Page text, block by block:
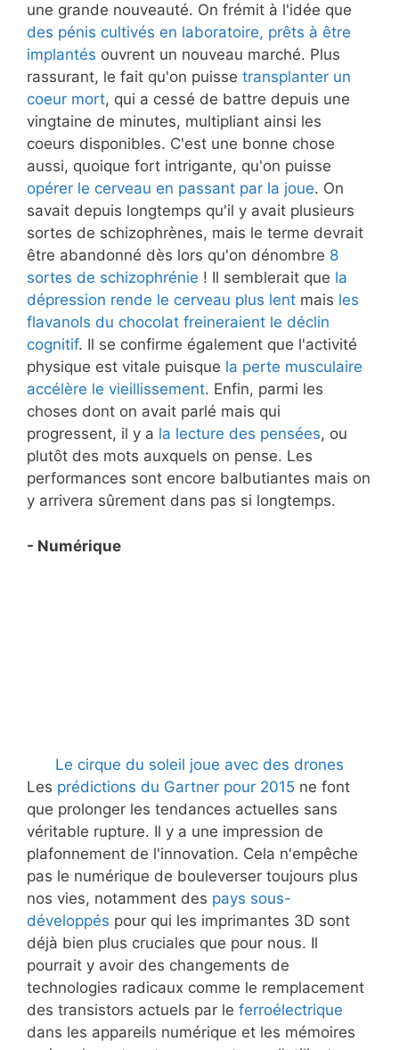
une grande nouveauté. On frémit à l'idée que
des pénis cultivés en laboratoire, prêts à être
implantés ouvrent un nouveau marché. Plus
rassurant, le fait qu'on puisse transplanter un
coeur mort, qui a cessé de battre depuis une
vingtaine de minutes, multipliant ainsi les
coeurs disponibles. C'est une bonne chose
aussi, quoique fort intrigante, qu'on puisse
opérer le cerveau en passant par la joue. On
savait depuis longtemps qu'il y avait plusieurs
sortes de schizophrènes, mais le terme devrait
être abandonné dès lors qu'on dénombre 8
sortes de schizophrénie ! Il semblerait que la
dépression rende le cerveau plus lent mais les
flavanols du chocolat freineraient le déclin
cognitif. Il se confirme également que l'activité
physique est vitale puisque la perte musculaire
accélère le vieillissement. Enfin, parmi les
choses dont on avait parlé mais qui
progressent, il y a la lecture des pensées, ou
plutôt des mots auxquels on pense. Les
performances sont encore balbutiantes mais on
y arrivera sûrement dans pas si longtemps.
- Numérique
Le cirque du soleil joue avec des drones
Les prédictions du Gartner pour 2015 ne font
que prolonger les tendances actuelles sans
véritable rupture. Il y a une impression de
plafonnement de l'innovation. Cela n'empêche
pas le numérique de bouleverser toujours plus
nos vies, notamment des pays sous-
développés pour qui les imprimantes 3D sont
déjà bien plus cruciales que pour nous. Il
pourrait y avoir des changements de
technologies radicaux comme le remplacement
des transistors actuels par le ferroélectrique
dans les appareils numérique et les mémoires